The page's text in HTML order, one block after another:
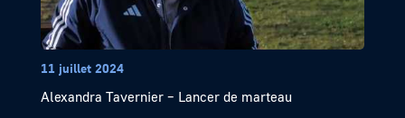
11 juillet 2024
Alexandra Tavernier – Lancer de marteau